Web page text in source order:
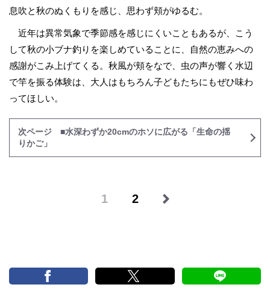
息吹と秋のぬくもりを感じ、思わず頬がゆるむ。
近年は異常気象で季節感を感じにくいこともあるが、こう
して秋の小ブナ釣りを楽しめていることに、自然の恵みへの
感謝がこみ上げてくる。秋風が頬をなで、虫の声が響く水辺
で竿を振る体験は、大人はもちろん子どもたちにもぜひ味わ
ってほしい。
次ページ ■水深わずか20cmのホソに広がる「生命の揺
りかご」
1 2